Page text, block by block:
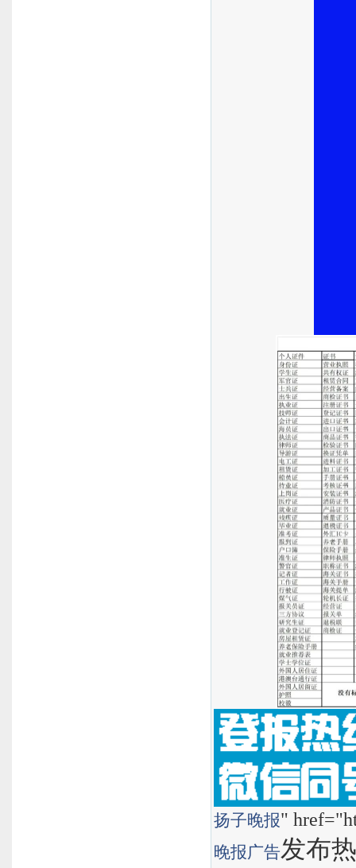
扬子晚报"
晚报广告发布